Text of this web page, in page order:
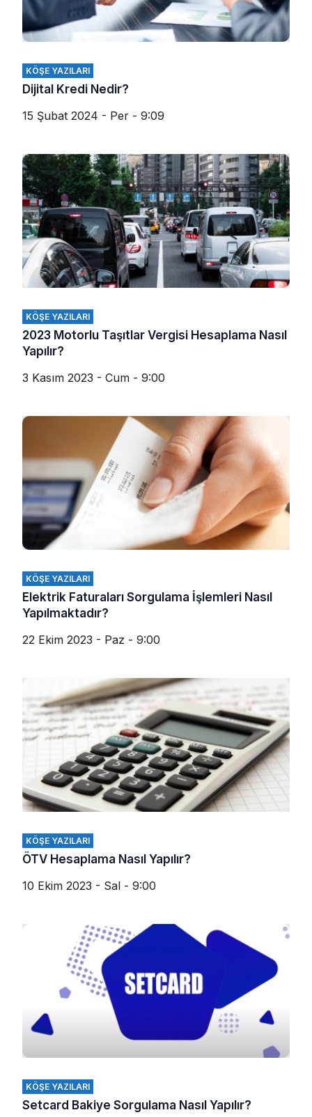
KÖŞE YAZILARI
Dijital Kredi Nedir?
15 Şubat 2024 - Per - 9:09
KÖŞE YAZILARI
2023 Motorlu Taşıtlar Vergisi Hesaplama Nasıl
Yapılır?
3 Kasım 2023 - Cum - 9:00
KÖŞE YAZILARI
Elektrik Faturaları Sorgulama İşlemleri Nasıl
Yapılmaktadır?
22 Ekim 2023 - Paz - 9:00
KÖŞE YAZILARI
ÖTV Hesaplama Nasıl Yapılır?
10 Ekim 2023 - Sal - 9:00
KÖŞE YAZILARI
Setcard Bakiye Sorgulama Nasıl Yapılır?